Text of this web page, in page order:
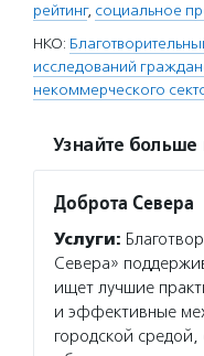
рейтинг, социальное
НКО:
исследований
некоммерческого
Узнайте больше
Доброта Севера
Услуги:
Севера»
ищет лучшие
и эффективные
городской